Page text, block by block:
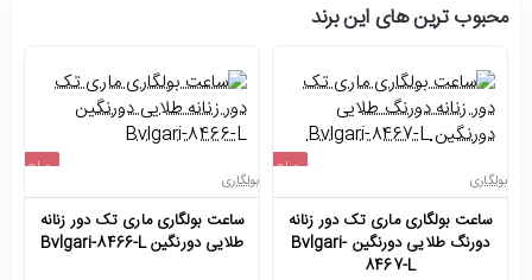
محبوب ترین های این برند
حراج
-4%
بولگاری
ساعت بولگاری ماری تک دور زنانه
دورنگ طلایی دورنگین Bvlgari-
8467-L
حراج
-4%
بولگاری
ساعت بولگاری ماری تک دور زنانه
طلایی دورنگین Bvlgari-8466-L